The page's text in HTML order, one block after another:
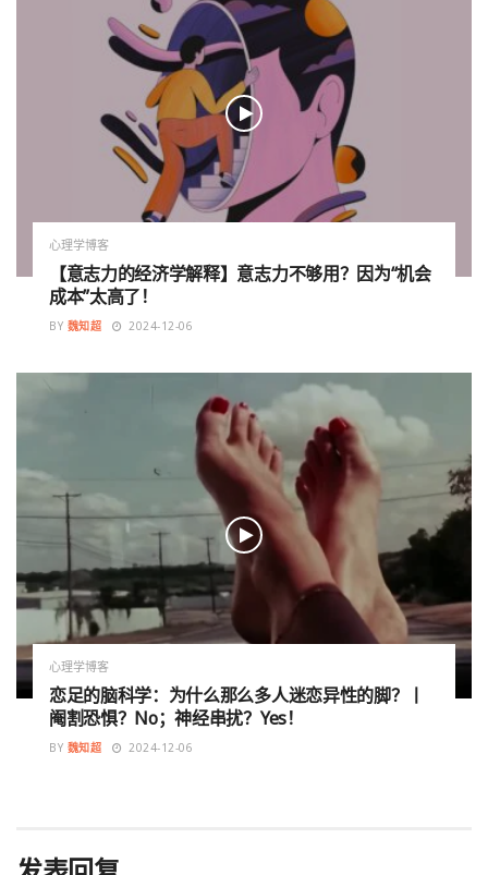
心理学博客
【意志力的经济学解释】意志力不够用？因为“机会
成本”太高了！
BY 魏知超 2024-12-06
心理学博客
恋足的脑科学：为什么那么多人迷恋异性的脚？丨
阉割恐惧？No；神经串扰？Yes！
BY 魏知超 2024-12-06